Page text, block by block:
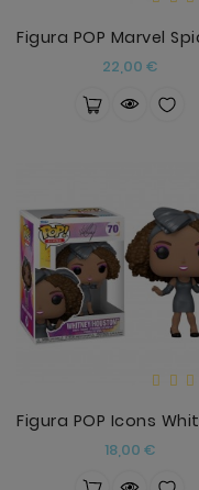
22,00 €Precio
18,00 €Precio